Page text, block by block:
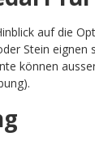
auf die
Stein
können